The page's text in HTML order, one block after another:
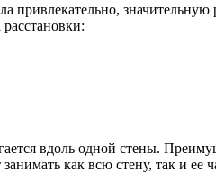
вдоль одной стены.
как всю стену, так и ее